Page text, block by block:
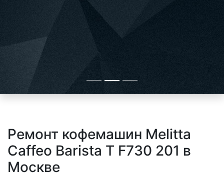
Ремонт кофемашин Melitta
Caffeo Barista T F730 201 в
Москве